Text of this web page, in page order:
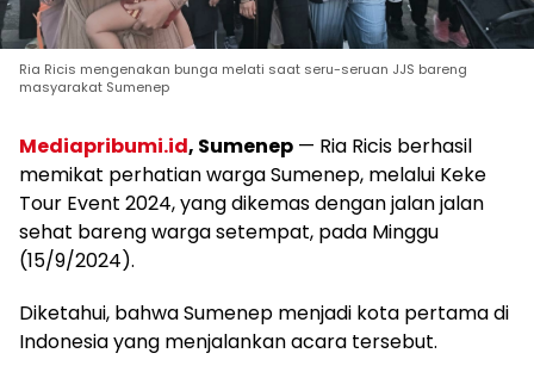
Ria Ricis mengenakan bunga melati saat seru-seruan JJS bareng
masyarakat Sumenep
Mediapribumi.id, Sumenep — Ria Ricis berhasil
memikat perhatian warga Sumenep, melalui Keke
Tour Event 2024, yang dikemas dengan jalan jalan
sehat bareng warga setempat, pada Minggu
(15/9/2024).
Diketahui, bahwa Sumenep menjadi kota pertama di
Indonesia yang menjalankan acara tersebut.